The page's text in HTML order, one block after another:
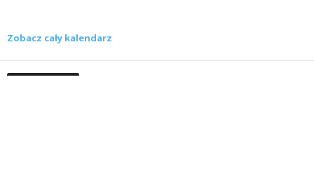
Zobacz cały kalendarz
Konkursy